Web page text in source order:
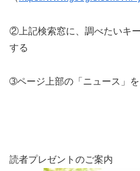
②上記検索窓に、調べたいキ
する
➂ページ上部の「ニュース」
読者プレゼントのご案内